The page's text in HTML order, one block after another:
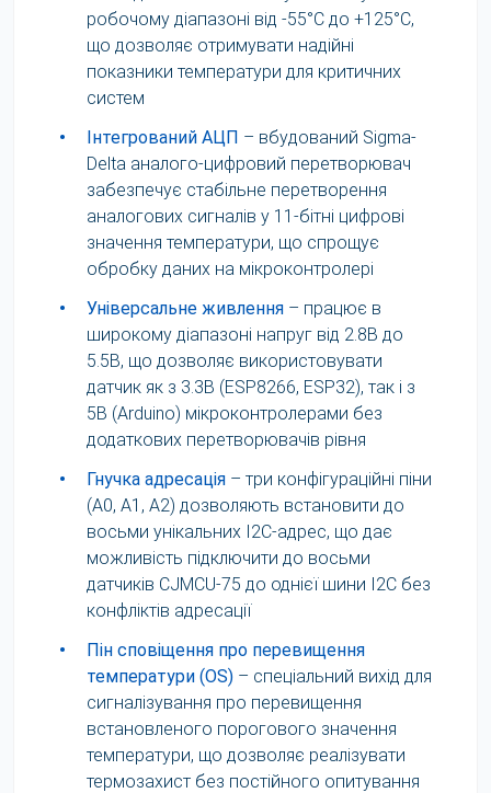
робочому діапазоні від -55°C до +125°C,
що дозволяє отримувати надійні
показники температури для критичних
систем
•
Інтегрований АЦП – вбудований Sigma-
Delta аналого-цифровий перетворювач
забезпечує стабільне перетворення
аналогових сигналів у 11-бітні цифрові
значення температури, що спрощує
обробку даних на мікроконтролері
•
Універсальне живлення – працює в
широкому діапазоні напруг від 2.8В до
5.5В, що дозволяє використовувати
датчик як з 3.3В (ESP8266, ESP32), так і з
5В (Arduino) мікроконтролерами без
додаткових перетворювачів рівня
•
Гнучка адресація – три конфігураційні піни
(A0, A1, A2) дозволяють встановити до
восьми унікальних I2C-адрес, що дає
можливість підключити до восьми
датчиків CJMCU-75 до однієї шини I2C без
конфліктів адресації
•
Пін сповіщення про перевищення
температури (OS) – спеціальний вихід для
сигналізування про перевищення
встановленого порогового значення
температури, що дозволяє реалізувати
термозахист без постійного опитування